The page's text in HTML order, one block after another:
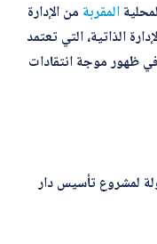
المقربة من الإدارة
الذاتية، التي تعتمد
ظهور موجة انتقادات
لمشروع تأسيس دار